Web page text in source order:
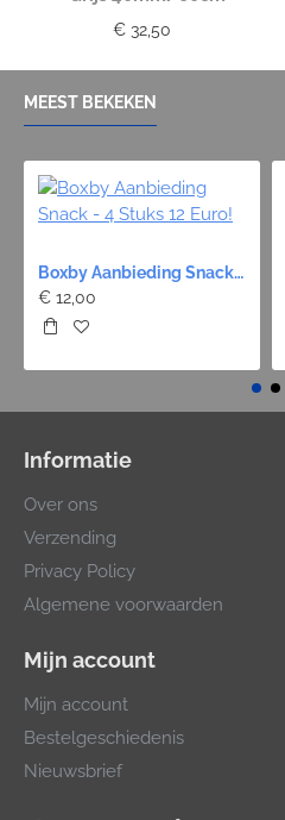
€ 32,50
MEEST BEKEKEN
Boxby Aanbieding Snack - 4 Stuks 12 Euro!
€ 12,00
Informatie
Over ons
Verzending
Privacy Policy
Algemene voorwaarden
Mijn account
Mijn account
Bestelgeschiedenis
Nieuwsbrief